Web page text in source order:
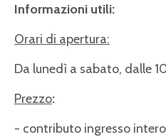
Informazioni utili:
Orari di apertura:
Da lunedì a sabato, dalle
Prezzo:
- contributo ingresso